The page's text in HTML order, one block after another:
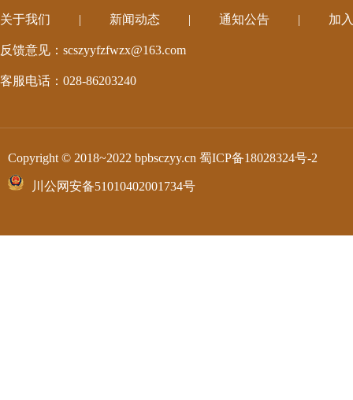
关于我们 | 新闻动态 | 通知公告 | 加
反馈意见：scszyyfzfwzx@163.com
客服电话：028-86203240
Copyright © 2018~2022 bpbsczyy.cn 蜀ICP备18028324号-2
川公网安备51010402001734号